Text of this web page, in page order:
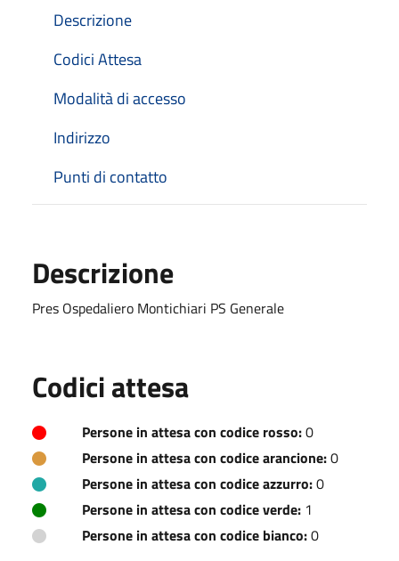
Descrizione
Codici Attesa
Modalità di accesso
Indirizzo
Punti di contatto
Descrizione
Pres Ospedaliero Montichiari PS Generale
Codici attesa
Persone in attesa con codice rosso:0
Persone in attesa con codice arancione:0
Persone in attesa con codice azzurro:0
Persone in attesa con codice verde: 1
Persone in attesa con codice bianco:0